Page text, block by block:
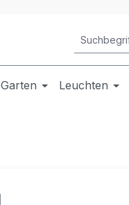
Garten Leuchten